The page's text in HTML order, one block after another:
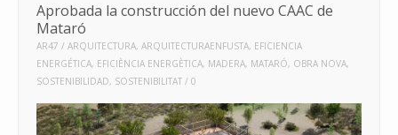
Aprobada la construcción del nuevo CAAC de
Mataró
AR47 ARQUITECTURA, ARQUITECTURAENFUSTA, EFICIENCIA
ENERGÉTICA, EFICIÈNCIA ENERGÈTICA, MADERA, MATARÓ, OBRA NOVA,
SOSTENIBILIDAD, SOSTENIBILITAT 0